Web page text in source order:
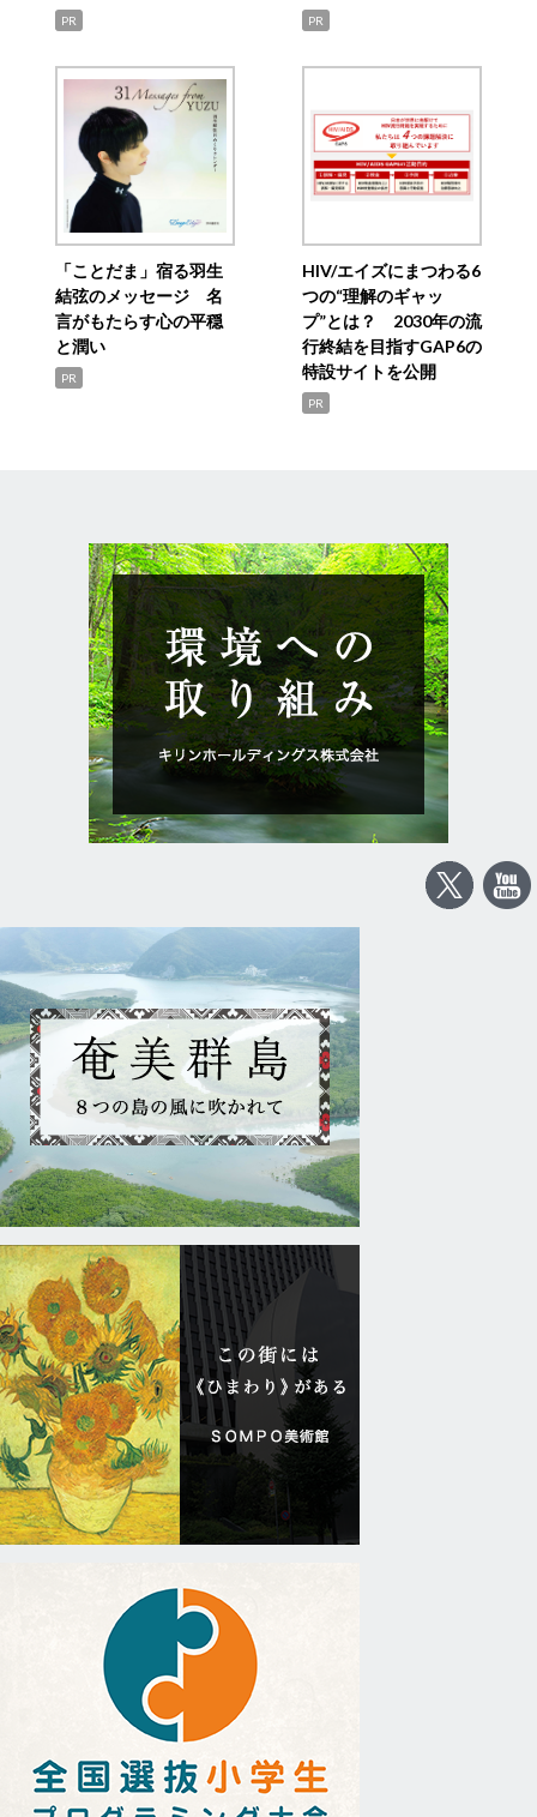
PR PR
「ことだま」宿る羽生
結弦のメッセージ 名
言がもたらす心の平穏
と潤い
PR
HIV/エイズにまつわる6
つの“理解のギャッ
プ”とは？ 2030年の流
行終結を目指すGAP6の
特設サイトを公開
PR